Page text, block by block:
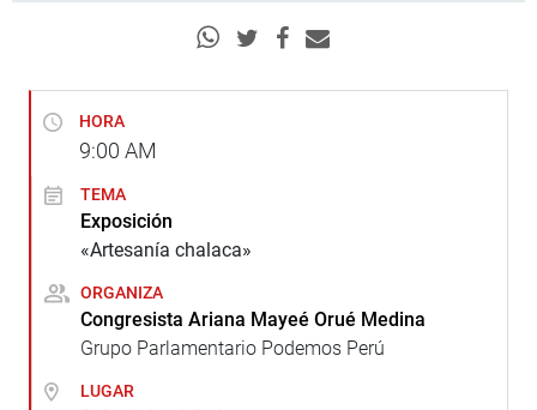
HORA
9:00 AM
TEMA
Exposición
«Artesanía chalaca»
ORGANIZA
Congresista Ariana Mayeé Orué Medina
Grupo Parlamentario Podemos Perú
LUGAR